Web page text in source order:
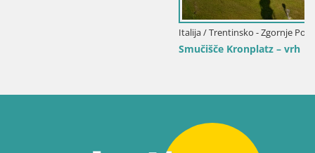
Italija / Trentinsko - Zgornje Poadižje / Bruneck
Smučišče Kronplatz – vrh | pogled na Bruneck